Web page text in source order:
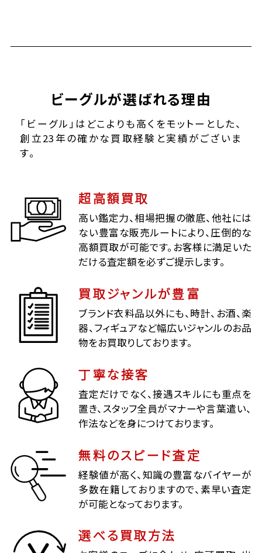
ビーグルが選ばれる理由
「ビーグル」はどこよりも高くをモットーとした、
創立23年の確かな買取経験と実績がございま
す。
超高額買取
高い鑑定力、相場把握の徹底、他社には
ない豊富な販売ルートにより、圧倒的な
高額買取が可能です。お客様に満足いた
だける査定額を必ずご提示します。
買取ジャンルが豊富
ブランド衣料品以外にも、時計、お酒、楽
器、フィギュアなど幅広いジャンルのお品
物をお買取りしております。
丁寧な接客
査定だけでなく、接遇スキルにも重点を
置き、スタッフ全員がマナーや言葉遣い、
作法などを身につけております。
無料のスピード査定
経験値が高く、知識の豊富なバイヤーが
多数在籍しておりますので、素早い査定
が可能となっております。
選べる買取方法